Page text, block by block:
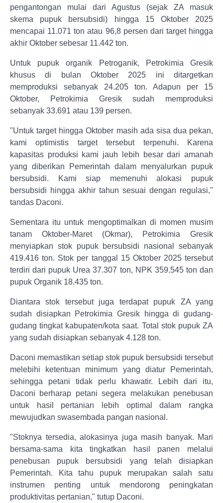
pengantongan mulai dari Agustus (sejak ZA masuk
skema pupuk bersubsidi) hingga 15 Oktober 2025
mencapai 11.071 ton atau 96,8 persen dari target hingga
akhir Oktober sebesar 11.442 ton.
Untuk pupuk organik Petroganik, Petrokimia Gresik
khusus di bulan Oktober 2025 ini ditargetkan
memproduksi sebanyak 24.205 ton. Adapun per 15
Oktober, Petrokimia Gresik sudah memproduksi
sebanyak 33.691 atau 139 persen.
"Untuk target hingga Oktober masih ada sisa dua pekan,
kami optimistis target tersebut terpenuhi. Karena
kapasitas produksi kami jauh lebih besar dari amanah
yang diberikan Pemerintah dalam menyalurkan pupuk
bersubsidi. Kami siap memenuhi alokasi pupuk
bersubsidi hingga akhir tahun sesuai dengan regulasi,"
tandas Daconi.
Sementara itu untuk mengoptimalkan di momen musim
tanam Oktober-Maret (Okmar), Petrokimia Gresik
menyiapkan stok pupuk bersubsidi nasional sebanyak
419.416 ton. Stok per tanggal 15 Oktober 2025 tersebut
terdiri dari pupuk Urea 37.307 ton, NPK 359.545 ton dan
pupuk Organik 18.435 ton.
Diantara stok tersebut juga terdapat pupuk ZA yang
sudah disiapkan Petrokimia Gresik hingga di gudang-
gudang tingkat kabupaten/kota saat. Total stok pupuk ZA
yang sudah disiapkan sebanyak 4.128 ton.
Daconi memastikan setiap stok pupuk bersubsidi tersebut
melebihi ketentuan minimum yang diatur Pemerintah,
sehingga petani tidak perlu khawatir. Lebih dari itu,
Daconi berharap petani segera melakukan penebusan
untuk hasil pertanian lebih optimal dalam rangka
mewujudkan swasembada pangan nasional.
"Stoknya tersedia, alokasinya juga masih banyak. Mari
bersama-sama kita tingkatkan hasil panen melalui
penebusan pupuk bersubsidi yang telah disiapkan
Pemerintah. Kita tahu pupuk merupakan salah satu
instrumen penting untuk mendorong peningkatan
produktivitas pertanian," tutup Daconi.